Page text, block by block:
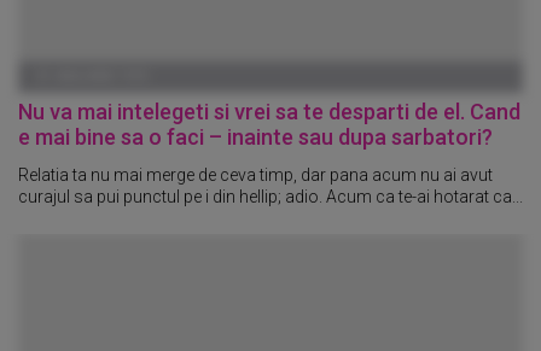
Nu va mai intelegeti si vrei sa te desparti de el. Cand
e mai bine sa o faci – inainte sau dupa sarbatori?
Relatia ta nu mai merge de ceva timp, dar pana acum nu ai avut
curajul sa pui punctul pe i din hellip; adio. Acum ca te-ai hotarat ca...